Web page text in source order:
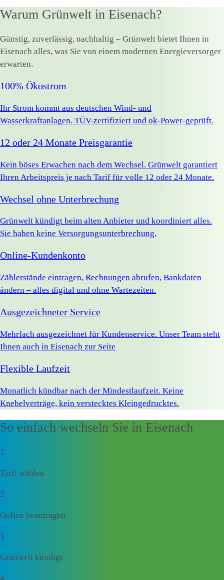
Warum Grünwelt in Eisenach?
Günstig, zuverlässig, nachhaltig – Grünwelt bietet Ihnen in
Eisenach alles, was Sie von einem modernen Energieversorger
erwarten.
100% Ökostrom
Ihr Strom kommt aus deutschen Wind- und
Wasserkraftanlagen. TÜV-zertifiziert und ok-Power-geprüft.
12 oder 24 Monate Preisgarantie
Kein böses Erwachen nach dem Wechsel. Grünwelt garantiert
Ihren Arbeitspreis je nach Tarif für volle 12 oder 24 Monate.
Wechsel ohne Unterbrechung
Grünwelt kündigt beim alten Anbieter und koordiniert alles.
Sie haben keine Versorgungsunterbrechung.
Online-Kundenkonto
Zählerstände eintragen, Rechnungen abrufen, Bankdaten
ändern – alles digital und ohne Wartezeiten.
Ausgezeichneter Service
Mehrfach ausgezeichnet für Kundenservice. Unser Team steht
Ihnen auch in Eisenach zur Seite
Flexible Laufzeit
Monatlich kündbar nach der Mindestlaufzeit. Keine
Knebelverträge, kein verstecktes Kleingedrucktes.
So einfach wechseln Sie in Eisenach
1
Tarif wählen
2
Online beantragen
3
Grünwelt kündigt